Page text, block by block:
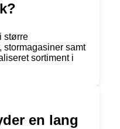
større
stormagasiner samt
sortiment i
en lang